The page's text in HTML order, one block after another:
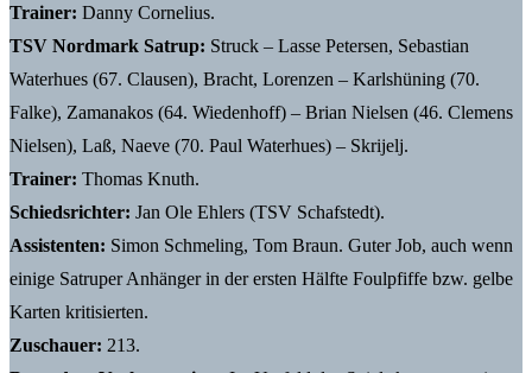
Trainer: Danny Cornelius.
TSV Nordmark Satrup: Struck – Lasse Petersen, Sebastian
Waterhues (67. Clausen), Bracht, Lorenzen – Karlshüning (70.
Falke), Zamanakos (64. Wiedenhoff) – Brian Nielsen (46. Clemens
Nielsen), Laß, Naeve (70. Paul Waterhues) – Skrijelj.
Trainer: Thomas Knuth.
Schiedsrichter: Jan Ole Ehlers (TSV Schafstedt).
Assistenten: Simon Schmeling, Tom Braun. Guter Job, auch wenn
einige Satruper Anhänger in der ersten Hälfte Foulpfiffe bzw. gelbe
Karten kritisierten.
Zuschauer: 213.